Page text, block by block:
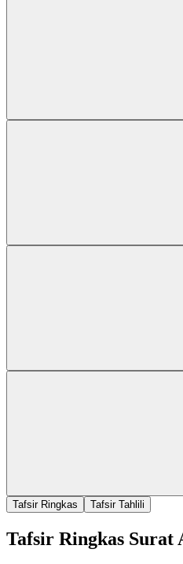
Tafsir Ringkas
Tafsir Tahlili
Tafsir Ringkas Surat